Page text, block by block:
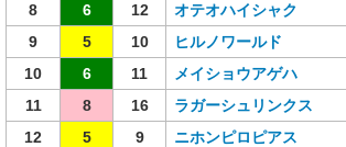
8
6 12 オテオハイシャク
9
5 10 ヒルノワールド
10
6 11 メイショウアゲハ
11
8 16 ラガーシュリンクス
12
5 9 ニホンピロピアス